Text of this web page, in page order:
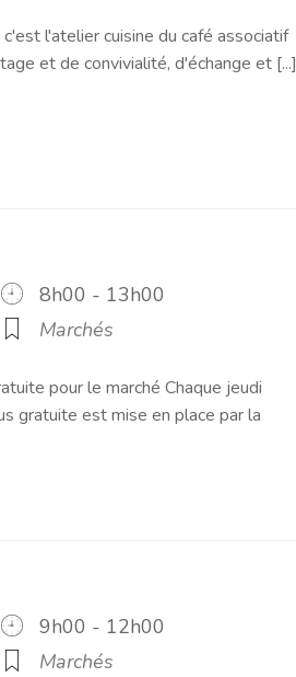
l'atelier cuisine du café associatif
et de convivialité, d'échange et [...]
8h00 - 13h00
Marchés
pour le marché Chaque jeudi
gratuite est mise en place par la
9h00 - 12h00
Marchés